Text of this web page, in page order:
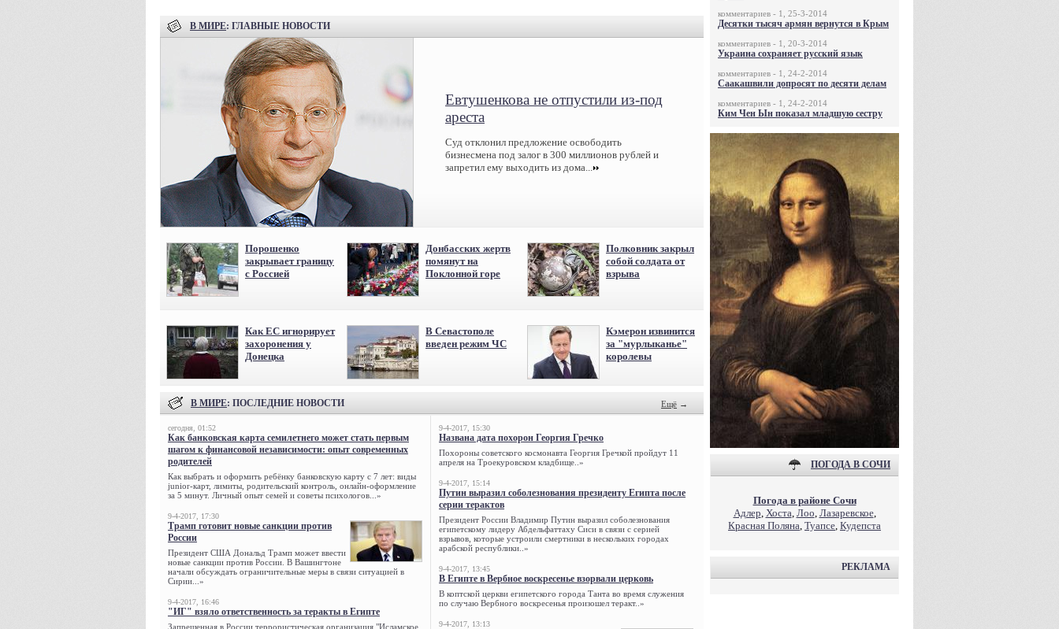
В МИРЕ: ГЛАВНЫЕ НОВОСТИ
Евтушенкова не отпустили из-под
ареста
Суд отклонил предложение освободить
бизнесмена под залог в 300 миллионов рублей и
запретил ему выходить из дома...
Порошенко
закрывает границу
с Россией
Донбасских жертв
помянут на
Поклонной горе
Полковник закрыл
собой солдата от
взрыва
Как ЕС игнорирует
захоронения у
Донецка
В Севастополе
введен режим ЧС
Кэмерон извинится
за "мурлыканье"
королевы
В МИРЕ: ПОСЛЕДНИЕ НОВОСТИ Ещё →
сегодня, 01:52
Как банковская карта семилетнего может стать первым
шагом к финансовой независимости: опыт современных
родителей
Как выбрать и оформить ребёнку банковскую карту с 7 лет: виды
junior-карт, лимиты, родительский контроль, онлайн-оформление
за 5 минут. Личный опыт семей и советы психологов...»
9-4-2017, 17:30
Трамп готовит новые санкции против
России
Президент США Дональд Трамп может ввести
новые санкции против России. В Вашингтоне
начали обсуждать ограничительные меры в связи ситуацией в
Сирии...»
9-4-2017, 16:46
"ИГ" взяло ответственность за теракты в Египте
Запрещенная в России террористическая организация "Исламское
9-4-2017, 15:30
Названа дата похорон Георгия Гречко
Похороны советского космонавта Георгия Гречкой пройдут 11
апреля на Троекуровском кладбище..»
9-4-2017, 15:14
Путин выразил соболезнования президенту Египта после
серии терактов
Президент России Владимир Путин выразил соболезнования
египетскому лидеру Абдельфаттаху Сиси в связи с серией
взрывов, которые устроили смертники в нескольких городах
арабской республики..»
9-4-2017, 13:45
В Египте в Вербное воскресенье взорвали церковь
В коптской церкви египетского города Танта во время служения
по случаю Вербного воскресенья произошел теракт..»
9-4-2017, 13:13
комментариев - 1, 25-3-2014
Десятки тысяч армян вернутся в Крым
комментариев - 1, 20-3-2014
Украина сохраняет русский язык
комментариев - 1, 24-2-2014
Саакашвили допросят по десяти делам
комментариев - 1, 24-2-2014
Ким Чен Ын показал младшую сестру
ПОГОДА В СОЧИ
Погода в районе Сочи
Адлер, Хоста, Лоо, Лазаревское,
Красная Поляна, Туапсе, Кудепста
РЕКЛАМА